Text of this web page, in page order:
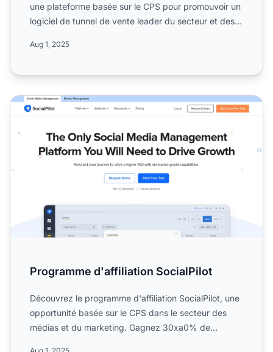
une plateforme basée sur le CPS pour promouvoir un
logiciel de tunnel de vente leader du secteur et des
Aug 1, 2025
Programme d'affiliation SocialPilot
Programme d'affiliation SocialPilot
Découvrez le programme d'affiliation SocialPilot, une
opportunité basée sur le CPS dans le secteur des
médias et du marketing. Gagnez 30xa0% de